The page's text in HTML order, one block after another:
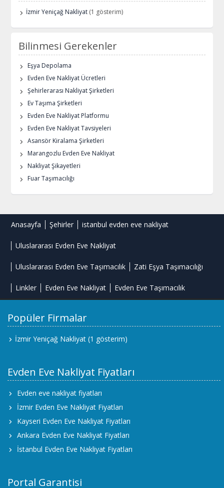
İzmir Yeniçağ Nakliyat (1 gösterim)
Bilinmesi Gerekenler
Eşya Depolama
Evden Eve Nakliyat Ücretleri
Şehirlerarası Nakliyat Şirketleri
Ev Taşıma Şirketleri
Evden Eve Nakliyat Platformu
Evden Eve Nakliyat Tavsiyeleri
Asansör Kiralama Şirketleri
Marangozlu Evden Eve Nakliyat
Nakliyat Şikayetleri
Fuar Taşımacılığı
Anasayfa Şehirler istanbul evden eve nakliyat
Uluslararası Evden Eve Nakliyat
Uluslararası Evden Eve Taşımacılık Zati Eşya Taşımacılığı
Linkler Evden Eve Nakliyat Evden Eve Taşımacılık
Popüler Firmalar
İzmir Yeniçağ Nakliyat (1 gösterim)
Evden Eve Nakliyat Fiyatları
Evden eve nakliyat fiyatları
İzmir Evden Eve Nakliyat Fiyatları
Kayseri Evden Eve Nakliyat Fiyatları
Ankara Evden Eve Nakliyat Fiyatları
İstanbul Evden Eve Nakliyat Fiyatları
Portal Garantisi